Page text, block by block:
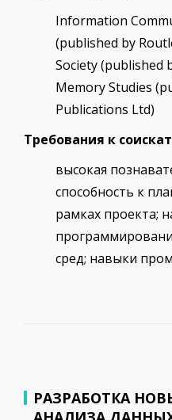
Information
(published by
Society (published
Memory Studies
Publications Ltd)
Требования к
высокая
способность к
рамках проекта;
сред; навыки
РАЗРАБОТКА